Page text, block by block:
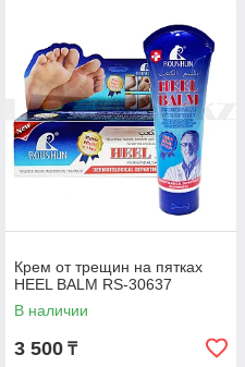
Крем от трещин на пятках
HEEL BALM RS-30637
В наличии
3 500 ₸